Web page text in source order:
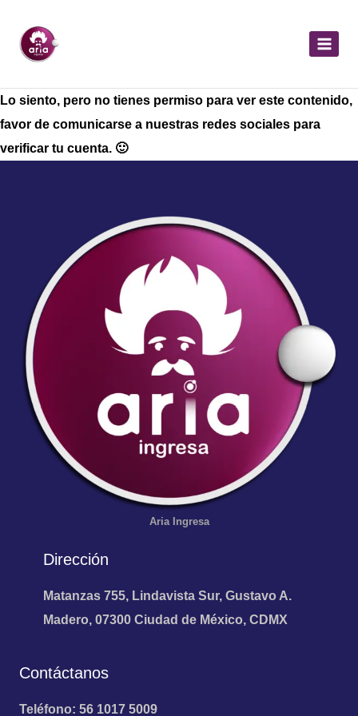
Lo siento, pero no tienes permiso para ver este contenido,
favor de comunicarse a nuestras redes sociales para
verificar tu cuenta. 🙂
Aria Ingresa
Dirección
Matanzas 755, Lindavista Sur, Gustavo A.
Madero, 07300 Ciudad de México, CDMX
Contáctanos
Teléfono: 56 1017 5009